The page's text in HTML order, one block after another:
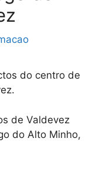
do centro de
de Valdevez
do Alto Minho,